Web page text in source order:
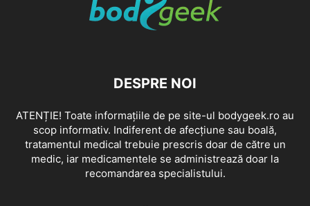
DESPRE NOI
ATENȚIE! Toate informațiile de pe site-ul bodygeek.ro au
scop informativ. Indiferent de afecțiune sau boală,
tratamentul medical trebuie prescris doar de către un
medic, iar medicamentele se administrează doar la
recomandarea specialistului.